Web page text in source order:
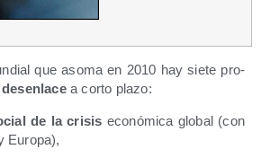
que aso­ma en 2010 hay sie­te pro­
a cor­to plazo:
de la cri­sis eco­nó­mi­ca glo­bal (con
Europa),